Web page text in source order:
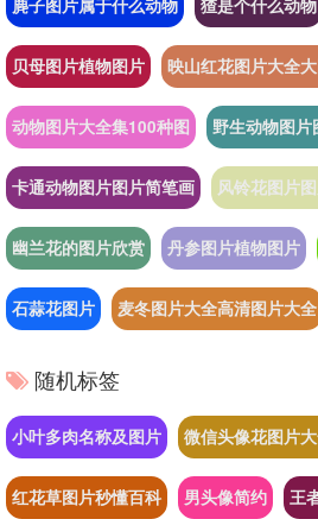
麂子图片属于什么动物 猹是个什么动物
贝母图片植物图片 映山红花图片大全
动物图片大全集100种图 野生动物图片
卡通动物图片图片简笔画 风铃花图片
幽兰花的图片欣赏 丹参图片植物图片
石蒜花图片 麦冬图片大全高清图片大全
随机标签
小叶多肉名称及图片 微信头像花图片
红花草图片秒懂百科 男头像简约 王